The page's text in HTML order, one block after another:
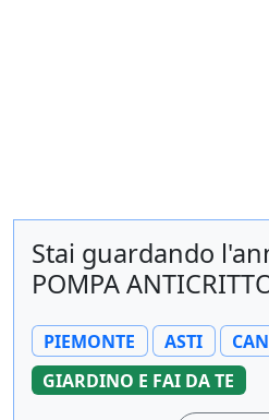
Stai guardando
POMPA
PIEMONTE ASTI
GIARDINO E FAI DA TE